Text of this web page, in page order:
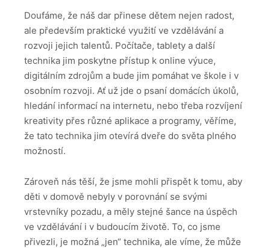
Doufáme, že náš dar přinese dětem nejen radost,
ale především praktické využití ve vzdělávání a
rozvoji jejich talentů. Počítače, tablety a další
technika jim poskytne přístup k online výuce,
digitálním zdrojům a bude jim pomáhat ve škole i v
osobním rozvoji. Ať už jde o psaní domácích úkolů,
hledání informací na internetu, nebo třeba rozvíjení
kreativity přes různé aplikace a programy, věříme,
že tato technika jim otevírá dveře do světa plného
možností.
Zároveň nás těší, že jsme mohli přispět k tomu, aby
děti v domově nebyly v porovnání se svými
vrstevníky pozadu, a měly stejné šance na úspěch
ve vzdělávání i v budoucím životě. To, co jsme
přivezli, je možná „jen“ technika, ale víme, že může